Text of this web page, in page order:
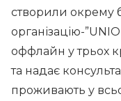
створили окрему
організацію-
оффлайн у трьох
та надає
проживають у